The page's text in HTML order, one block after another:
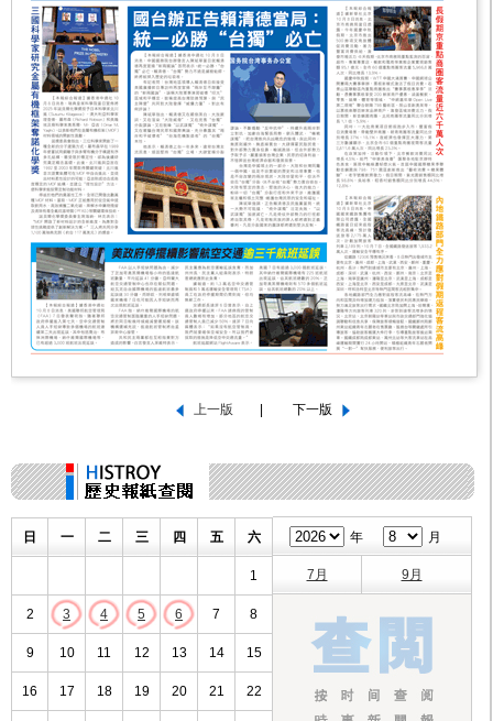
日 一 二 三 四 五 六
1
2 3 4 5 6 7 8
9 10 11 12 13 14 15
16 17 18 19 20 21 22
年 月
7月 9月